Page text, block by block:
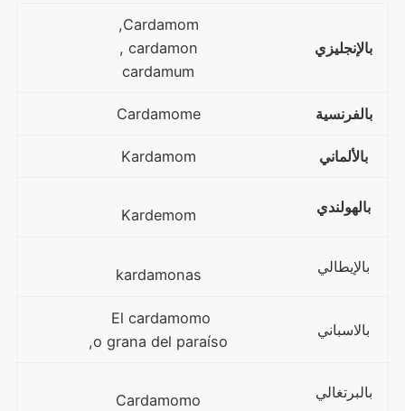
بالإنجليزي
Cardamom,
cardamon ,
cardamum
بالفرنسية Cardamome
بالألماني Kardamom
بالهولندي Kardemom
بالإيطالي kardamonas
بالاسباني
El cardamomo
o grana del paraíso,
بالبرتغالي Cardamomo